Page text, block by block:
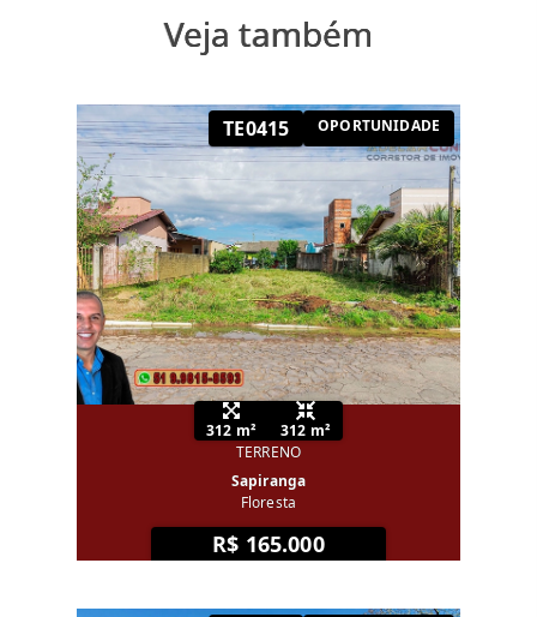
Veja também
TE0415 OPORTUNIDADE
312 m²
312 m²
TERRENO
Sapiranga
Floresta
R$ 165.000